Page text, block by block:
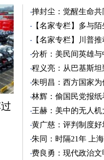
掸封尘：觉醒生命
钟 图
【名家专栏】多与
任 图
【名家专栏】川普
共 图
分析：美民间英雄
别 图
程义亮：从巴基斯
两年
朱明昌：西方国家
策？
图
林辉：偷国民党报
有刘志丹 图
王赫：美中的无人机
黄广慈：评判制度
否安稳
图
朱同：时隔21年 上
费良勇：现代政治